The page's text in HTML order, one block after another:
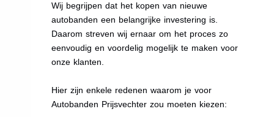
Wij begrijpen dat het kopen van nieuwe
autobanden een belangrijke investering is.
Daarom streven wij ernaar om het proces zo
eenvoudig en voordelig mogelijk te maken voor
onze klanten.
Hier zijn enkele redenen waarom je voor
Autobanden Prijsvechter zou moeten kiezen: